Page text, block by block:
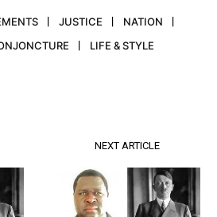
JUSTICE
NATION
LIFE & STYLE
NEXT ARTICLE